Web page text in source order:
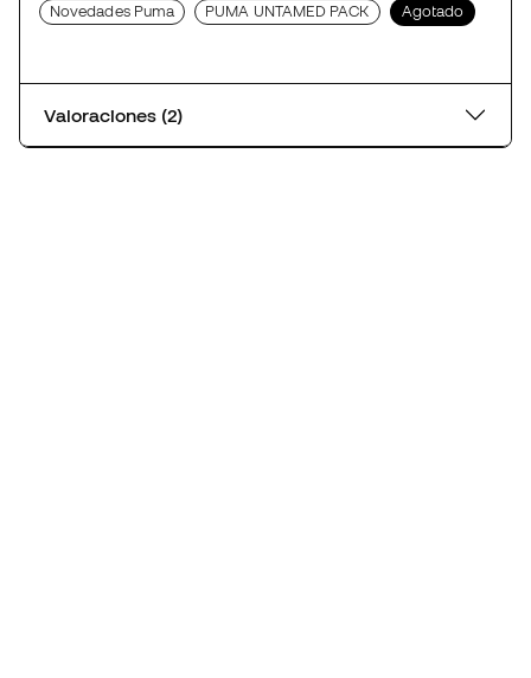
Novedades Puma PUMA UNTAMED PACK Agotado
Valoraciones (2)